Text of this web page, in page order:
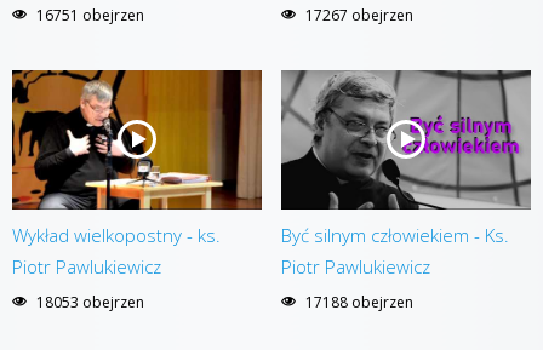
16751 obejrzen 17267 obejrzen
Wykład wielkopostny - ks.
Piotr Pawlukiewicz
18053 obejrzen
Być silnym człowiekiem - Ks.
Piotr Pawlukiewicz
17188 obejrzen